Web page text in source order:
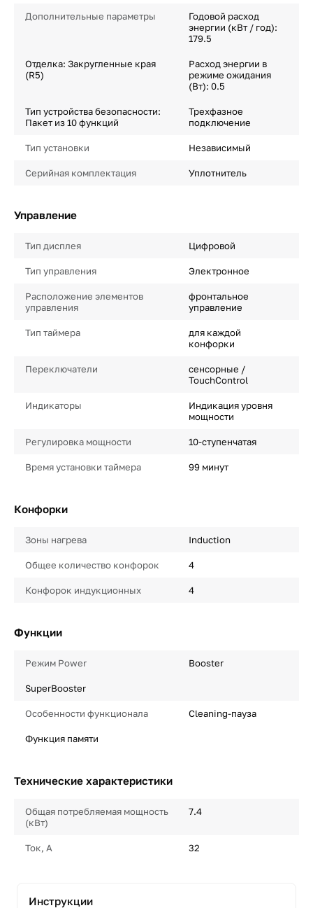
Дополнительные параметры
Годовой расход
энергии (кВт / год):
179.5
Отделка: Закругленные края
(R5)
Расход энергии в
режиме ожидания
(Вт): 0.5
Тип устройства безопасности:
Пакет из 10 функций
Трехфазное
подключение
Тип установки Независимый
Серийная комплектация Уплотнитель
Управление
Тип дисплея Цифровой
Тип управления Электронное
Расположение элементов
управления
фронтальное
управление
Тип таймера
для каждой
конфорки
Переключатели
сенсорные /
TouchControl
Индикаторы
Индикация уровня
мощности
Регулировка мощности 10-ступенчатая
Время установки таймера 99 минут
Конфорки
Зоны нагрева Induction
Общее количество конфорок 4
Конфорок индукционных 4
Функции
Режим Power Booster
SuperBooster
Особенности функционала Cleaning-пауза
Функция памяти
Технические характеристики
Общая потребляемая мощность
(кВт)
7.4
Ток, А 32
Инструкции